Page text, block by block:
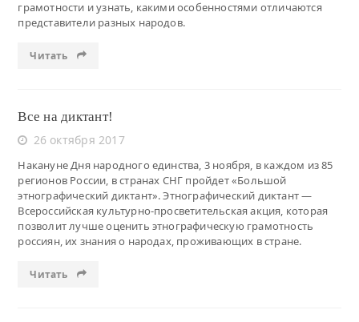
грамотности и узнать, какими особенностями отличаются
представители разных народов.
Читать
Все на диктант!
26 октября 2017
Накануне Дня народного единства, 3 ноября, в каждом из 85
регионов России, в странах СНГ пройдет «Большой
этнографический диктант». Этнографический диктант —
Всероссийская культурно-просветительская акция, которая
позволит лучше оценить этнографическую грамотность
россиян, их знания о народах, проживающих в стране.
Читать